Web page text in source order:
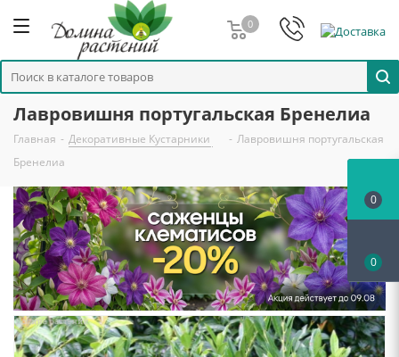
0
Лавровишня португальская Бренелиа
Главная - Декоративные Кустарники - Лавровишня португальская
Бренелиа
0
0